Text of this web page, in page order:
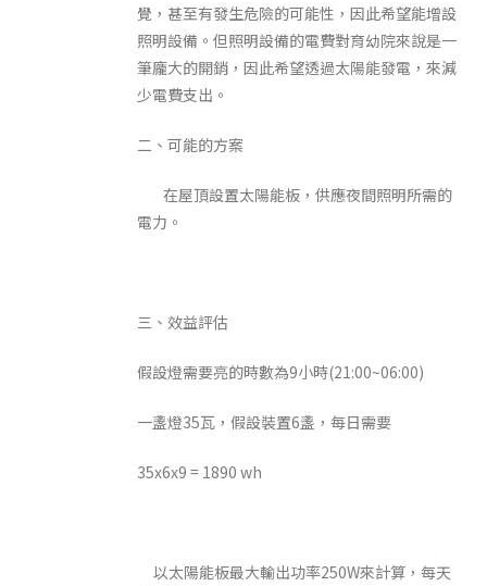
覺，甚至有發生危險的可能性，因此希望能增設
照明設備。但照明設備的電費對育幼院來說是一
筆龐大的開銷，因此希望透過太陽能發電，來減
少電費支出。
二、可能的方案
在屋頂設置太陽能板，供應夜間照明所需的
電力。
三、效益評估
假設燈需要亮的時數為9小時(21:00~06:00)
一盞燈35瓦，假設裝置6盞，每日需要
35x6x9 = 1890 wh
以太陽能板最大輸出功率250W來計算，每天